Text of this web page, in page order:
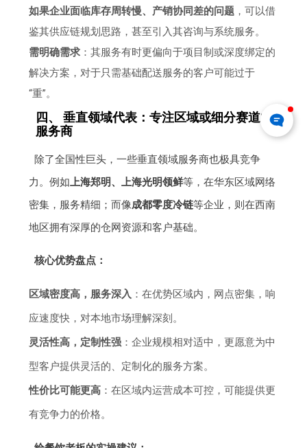
如果企业面临库存周转慢、产销协同差的问题 ，可以借
鉴其供应链规划思路，甚至引入其咨询与系统服务。
需明确需求 ：其服务有时更偏向于项目制或深度绑定的
解决方案，对于只需基础配送服务的客户可能过于
“重”。
四、 垂直领域代表：专注区域或细分赛道的
服务商
除了全国性巨头，一些垂直领域服务商也极具竞争
力。例如上海郑明、上海光明领鲜等，在华东区域网络
密集，服务精细；而像成都零度冷链等企业，则在西南
地区拥有深厚的仓网资源和客户基础。
核心优势盘点：
区域密度高，服务深入 ：在优势区域内，网点密集，响
应速度快，对本地市场理解深刻。
灵活性高，定制性强 ：企业规模相对适中，更愿意为中
型客户提供灵活的、定制化的服务方案。
性价比可能更高 ：在区域内运营成本可控，可能提供更
有竞争力的价格。